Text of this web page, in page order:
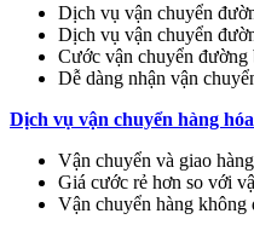
Dịch vụ vận chuyển
Dịch vụ vận chuyển
Cước vận chuyển đường
Dễ dàng nhận vận
Dịch vụ vận chuyển hàng
Vận chuyển và giao
Giá cước rẻ hơn so với
Vận chuyển hàng không